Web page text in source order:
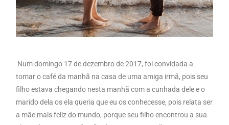
Num domingo 17 de dezembro de 2017, foi convidada a
tomar o café da manhã na casa de uma amiga irmã, pois seu
filho estava chegando nesta manhã com a cunhada dele e o
marido dela os ela queria que eu os conhecesse, pois relata ser
a mãe mais feliz do mundo, porque seu filho encontrou a sua